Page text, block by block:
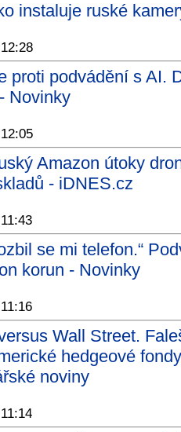
instaluje ruské
proti podvádění s AI.
Novinky
Amazon útoky
- iDNES.cz
se mi telefon.“
korun - Novinky
Wall Street.
hedgeové
noviny